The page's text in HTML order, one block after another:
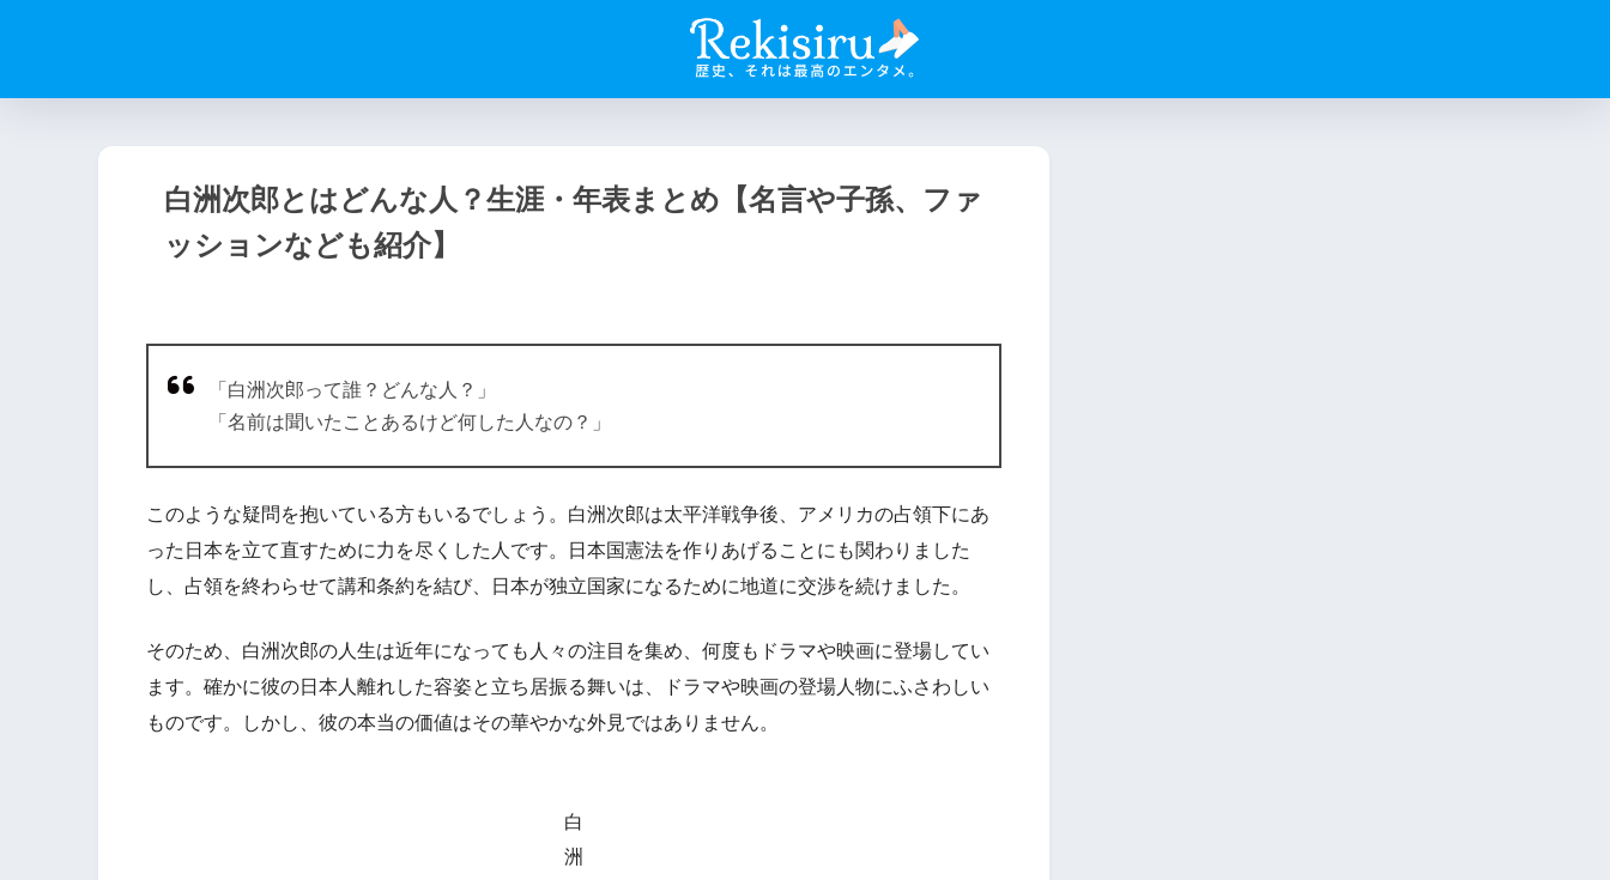
白洲次郎とはどんな人？生涯・年表まとめ【名言や子孫、ファ
ッションなども紹介】
「白洲次郎って誰？どんな人？」
「名前は聞いたことあるけど何した人なの？」
このような疑問を抱いている方もいるでしょう。白洲次郎は太平洋戦争後、アメリカの占領下にあ
った日本を立て直すために力を尽くした人です。日本国憲法を作りあげることにも関わりました
し、占領を終わらせて講和条約を結び、日本が独立国家になるために地道に交渉を続けました。
そのため、白洲次郎の人生は近年になっても人々の注目を集め、何度もドラマや映画に登場してい
ます。確かに彼の日本人離れした容姿と立ち居振る舞いは、ドラマや映画の登場人物にふさわしい
ものです。しかし、彼の本当の価値はその華やかな外見ではありません。
白
洲